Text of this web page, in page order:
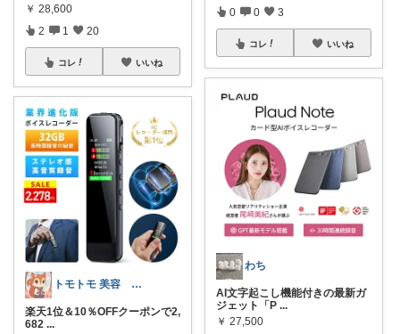
￥ 28,600
2 1 20
コレ いいね
トモトモ 美容 食品 子育てルーム
楽天1位＆10％OFFクーポンで2,
682 ...
0 0 3
コレ いいね
わち
AI文字起こし機能付きの最新ガ
ジェット「P ...
￥ 27,500